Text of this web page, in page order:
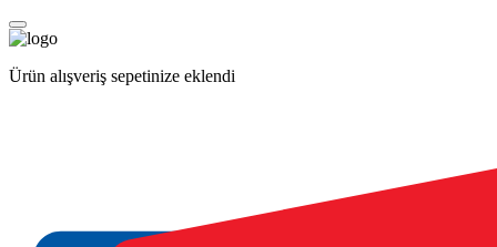
Ürün alışveriş sepetinize eklendi